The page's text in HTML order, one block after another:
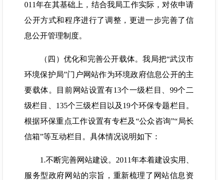
011年在其基础上，结合我局工作实际，对依申请
公开方式和程序进行了调整，更进一步完善了信
息公开管理制度。
（四）优化和完善公开载体。我局把“武汉市
环境保护局”门户网站作为环境政府信息公开的主
要载体。目前网站设置有13个一级栏目、99个二
级栏目、135个三级栏目以及19个环保专题栏目。
根据环保重点工作设置有专栏及“公众咨询”“局长
信箱”等互动栏目。具体情况说明如下：
1.不断完善网站建设。2011年本着建设实用、
服务型政府网站的宗旨，重新梳理了网站信息资